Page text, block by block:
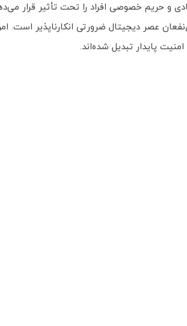
و حریم خصوصی افراد را تحت تأثیر قرار
عصر دیجیتال ضرورتی انکارناپذیر است.
پایدار تبدیل شده‌اند.